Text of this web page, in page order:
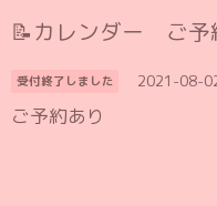
📝カレンダー ご予
受付終了しました 2021-08-
ご予約あり